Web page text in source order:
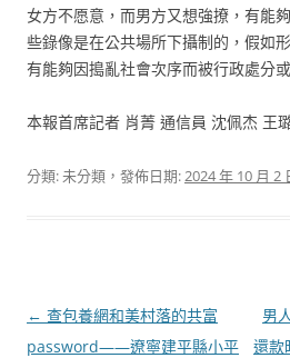
女方不愿意，而男方又想強撩，有能
些錄像是在公共場所下攝制的，假如
有能夠因搗亂社會次序而被行政處分
本報首席記者 肖菁 通信員 沈佩杰 王
分類: 未分類，發佈日期:2024 年 10 月 2
文
章
← 查包養網和美村落的共富
password——遼寧建平縣小平
男
還款